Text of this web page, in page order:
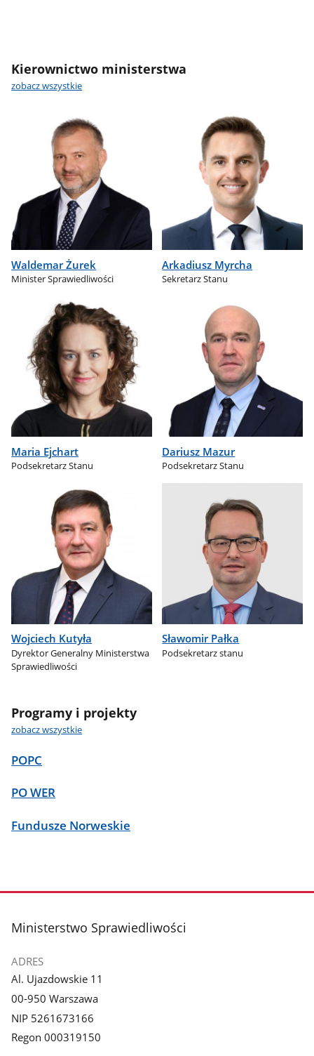
Kierownictwo ministerstwa
zobacz wszystkie
Waldemar Żurek
Minister Sprawiedliwości
Arkadiusz Myrcha
Sekretarz Stanu
Maria Ejchart
Podsekretarz Stanu
Dariusz Mazur
Podsekretarz Stanu
Wojciech Kutyła
Dyrektor Generalny Ministerstwa
Sprawiedliwości
Sławomir Pałka
Podsekretarz stanu
Programy i projekty
zobacz wszystkie
POPC
PO WER
Fundusze Norweskie
stopka
Ministerstwo Sprawiedliwości
ADRES
Al. Ujazdowskie 11
00-950 Warszawa
NIP 5261673166
Regon 000319150